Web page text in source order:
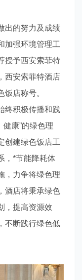
出的努力及成绩
加强环境管理工
授予西安索菲特
西安索菲特酒店
店称号。
终积极传播和践
康”的绿色理
创建绿色饭店工
，*节能降耗体
，力争将绿色理
酒店将秉承绿色
，提高资源效
不断践行绿色低